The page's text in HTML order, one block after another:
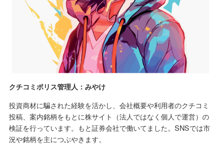
クチコミポリス管理人：みやけ
投資商材に騙された経験を活かし、会社概要や利用者のクチコミ
投稿、案内銘柄をもとに株サイト（法人ではなく個人で運営）の
検証を行っています。もと証券会社で働いてました。SNSでは市
況や銘柄を主につぶやきます。